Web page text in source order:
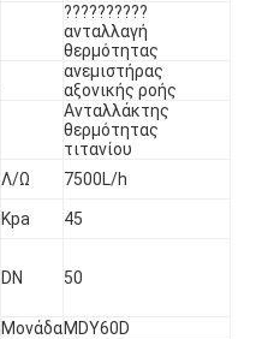
??????????
ανταλλαγή
θερμότητας
ανεμιστήρας
αξονικής ροής
Ανταλλάκτης
θερμότητας
τιτανίου
Λ/Ω
7500L/h
Kpa
45
DN 50
ΜονάδαMDY60D